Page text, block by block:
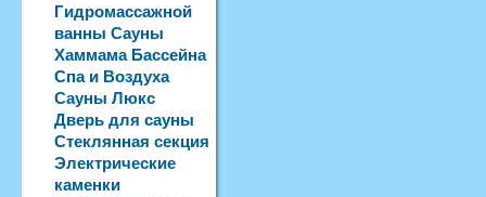
Гидромассажной
ванны Сауны
Хаммама Бассейна
Спа и Воздуха
Сауны Люкс
Дверь для сауны
Стеклянная секция
Электрические
каменки